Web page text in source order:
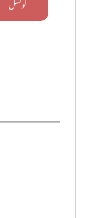
کونسل